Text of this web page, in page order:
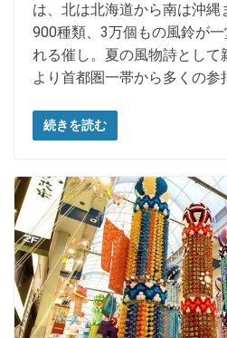
は、北は北海道から南は沖縄
900種類、3万個もの風鈴が
れる催し。夏の風物詩として
より首都圏一帯から多くの参
続きを読む